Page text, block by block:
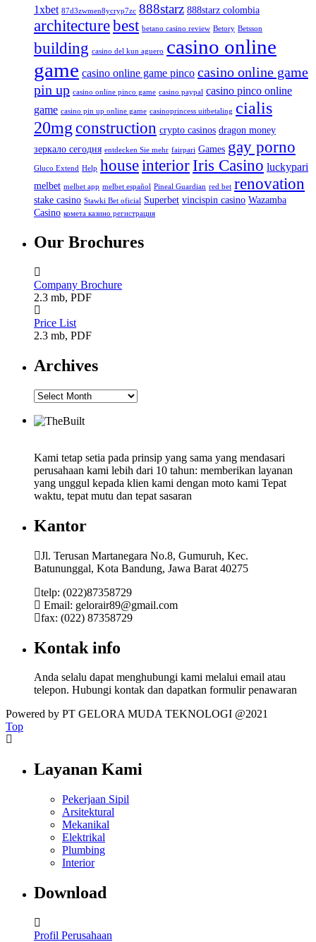
1xbet 87d3zwmen8ycryp7zc 888starz 888starz colombia
architecturebest betano casino review Betory Betsson
building casino del kun aguero casino online
game casino online game pinco casino online game
pin up casino online pinco game casino paypal casino pinco online
game casino pin up online game casinoprincess uitbetaling cialis
20mg construction crypto casinos dragon money
зеркало сегодня entdecken Sie mehr fairpari Games gay porno
Gluco Extend Help houseinteriorIris Casino luckypari
melbet melbet app melbet español Pineal Guardian red bet renovation
stake casino Stawki Bet oficial Superbet vincispin casino Wazamba
Casino комета казино регистрация
Our Brochures
Company Brochure
2.3 mb, PDF
Price List
2.3 mb, PDF
Archives
Kami tetap setia pada prinsip yang sama yang mendasari
perusahaan kami lebih dari 10 tahun: memberikan layanan
yang unggul kepada klien kami dengan moto kami Tepat
waktu, tepat mutu dan tepat sasaran
Kantor
Jl. Terusan Martanegara No.8, Gumuruh, Kec.
Batununggal, Kota Bandung, Jawa Barat 40275
telp: (022)87358729
Email: gelorair89@gmail.com
fax: (022) 87358729
Kontak info
Anda selalu dapat menghubungi kami melalui email atau
telepon. Hubungi kontak dan dapatkan formulir penawaran
Powered by PT GELORA MUDA TEKNOLOGI @2021
Top
Layanan Kami
Pekerjaan Sipil
Arsitektural
Mekanikal
Elektrikal
Plumbing
Interior
Download
Profil Perusahaan